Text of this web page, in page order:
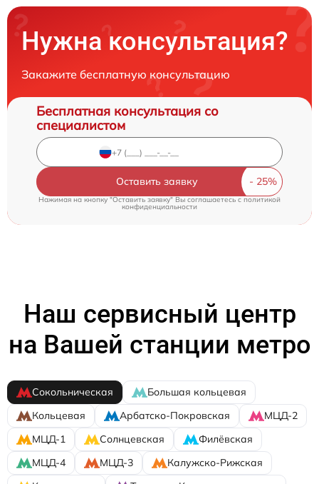
Нужна консультация?
Закажите бесплатную консультацию
Бесплатная консультация со
специалистом
Оставить заявку
Нажимая на кнопку "Оставить заявку" Вы соглашаетесь c политикой
конфиденциальности
Наш сервисный центр
на Вашей станции метро
Сокольническая
Большая кольцевая
Кольцевая
Арбатско-Покровская
МЦД-2
МЦД-1
Солнцевская
Филёвская
МЦД-4
МЦД-3
Калужско-Рижская